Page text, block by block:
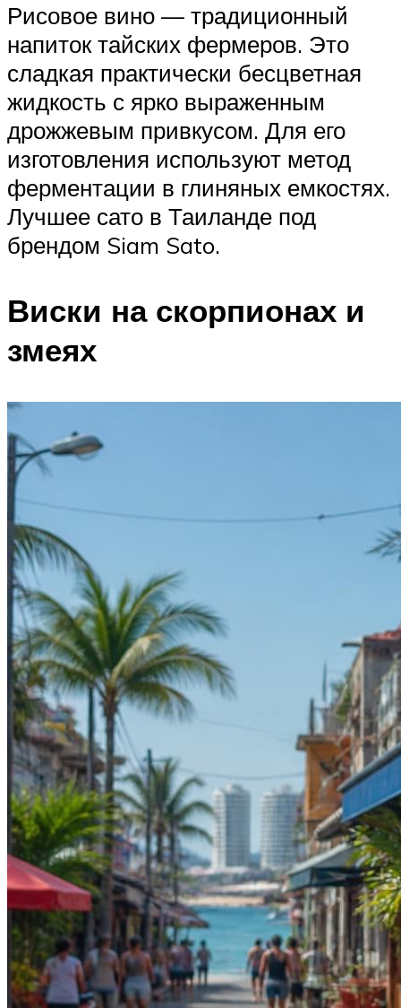
Рисовое вино — традиционный
напиток тайских фермеров. Это
сладкая практически бесцветная
жидкость с ярко выраженным
дрожжевым привкусом. Для его
изготовления используют метод
ферментации в глиняных емкостях.
Лучшее сато в Таиланде под
брендом Siam Sato.
Виски на скорпионах и
змеях